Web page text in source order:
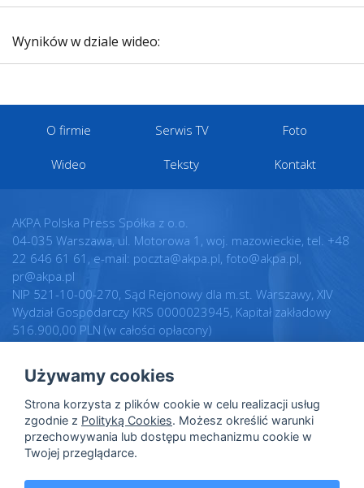
Wyników w dziale wideo:
O firmie Serwis TV Foto
Wideo Teksty Kontakt
AKPA Polska Press Spółka z o.o.
04-035 Warszawa, ul. Motorowa 1, woj. mazowieckie, tel. +48
22 646 61 61, e-mail: poczta@akpa.pl, foto@akpa.pl,
pr@akpa.pl
NIP 521-10-00-270, Sąd Rejonowy dla m.st. Warszawy, XIV
Wydział Gospodarczy KRS 0000023945, Kapitał zakładowy
516.900,00 PLN (w całości opłacony)
Regulamin
Warunki licencji
Polityka prywatności
Polityka cookies
Dane osobowe
Realizacja:
Intellect.pl
Używamy cookies
Strona korzysta z plików cookie w celu realizacji usług
zgodnie z Polityką Cookies. Możesz określić warunki
przechowywania lub dostępu mechanizmu cookie w
Twojej przeglądarce.